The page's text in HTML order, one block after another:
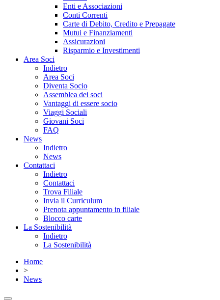
Enti e Associazioni
Conti Correnti
Carte di Debito, Credito e Prepagate
Mutui e Finanziamenti
Assicurazioni
Risparmio e Investimenti
Area Soci
Indietro
Area Soci
Diventa Socio
Assemblea dei soci
Vantaggi di essere socio
Viaggi Sociali
Giovani Soci
FAQ
News
Indietro
News
Contattaci
Indietro
Contattaci
Trova Filiale
Invia il Curriculum
Prenota appuntamento in filiale
Blocco carte
La Sostenibilità
Indietro
La Sostenibilità
Home
>
News